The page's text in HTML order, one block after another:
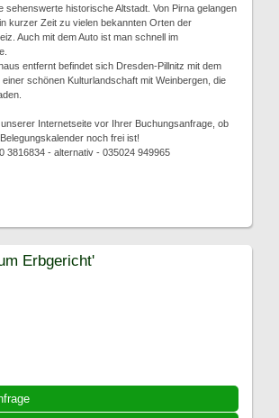
sehenswerte historische Altstadt. Von Pirna gelangen
kurzer Zeit zu vielen bekannten Orten der
Auch mit dem Auto ist man schnell im
entfernt befindet sich Dresden-Pillnitz mit dem
schönen Kulturlandschaft mit Weinbergen, die
Internetseite vor Ihrer Buchungsanfrage, ob
noch frei ist!
3816834 - alternativ - 035024 949965
Erbgericht'